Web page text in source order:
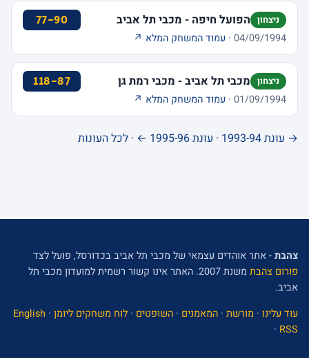
ניצחון הפועל חיפה - מכבי תל אביב 77-90
04/09/1994 · עמוד המשחק המלא ↗
ניצחון מכבי תל אביב - מכבי רמת גן 118-87
01/09/1994 · עמוד המשחק המלא ↗
→ עונת 1993-94 · עונת 1995-96 ← · לכל העונות
צהבת- אתר אוהדים עצמאי של מכבי תל אביב בכדורסל, פועל לצד
פורום צהבת
משנת 2007. האתר אינו קשור רשמית למועדון מכבי תל
אביב.
עוד עלינו · מורשת · המאמנים · השופטים · לוח משחקים ליומן ·
English
· RSS